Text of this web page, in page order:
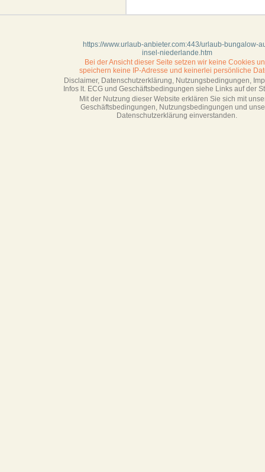
https://www.urlaub-anbieter.com:443/urlaub-bungalow-
insel-niederlande.htm
Bei der Ansicht dieser Seite setzen wir keine Cookies
speichern keine IP-Adresse und keinerlei persönliche
Disclaimer, Datenschutzerklärung, Nutzungsbedingungen,
Infos lt. ECG und Geschäftsbedingungen siehe Links auf der
Mit der Nutzung dieser Website erklären Sie sich mit
Geschäftsbedin­gungen, Nutzungsbedingungen und
Datenschutzerklärung einverstanden.